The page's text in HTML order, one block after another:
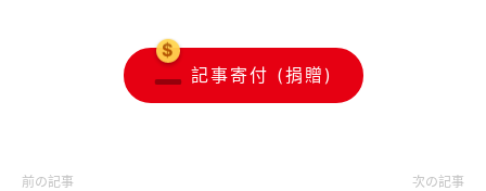
記事寄付 (捐贈)
前の記事 次の記事